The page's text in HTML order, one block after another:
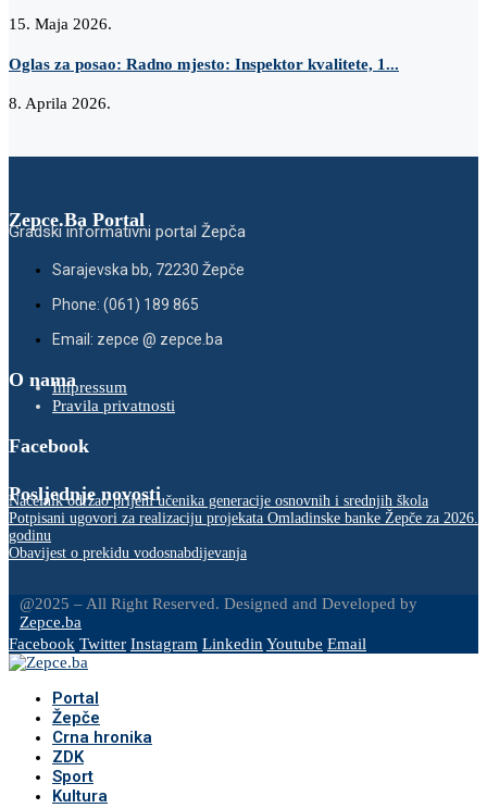
15. Maja 2026.
Oglas za posao: Radno mjesto: Inspektor kvalitete, 1...
8. Aprila 2026.
Zepce.Ba Portal
Gradski informativni portal Žepča
Sarajevska bb, 72230 Žepče
Phone: (061) 189 865
Email: zepce @ zepce.ba
O namaImpressum
Pravila privatnosti
Facebook
Posljednje novosti
Načelnik održao prijem učenika generacije osnovnih i srednjih škola
Potpisani ugovori za realizaciju projekata Omladinske banke Žepče za 2026.
godinu
Obavijest o prekidu vodosnabdijevanja
@2025 – All Right Reserved. Designed and Developed by
Zepce.ba
Facebook Twitter Instagram LinkedinYoutube Email
Portal
Žepče
Crna hronika
ZDK
Sport
Kultura